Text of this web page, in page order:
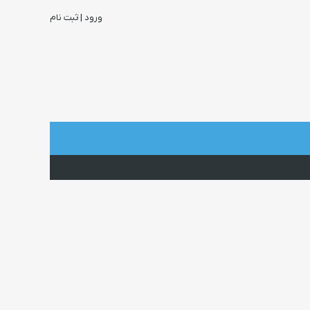
ورود | ثبت نام